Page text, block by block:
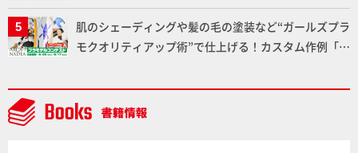
た「おまねこ」が着任！けもプラ公式サイト限定版と
通常版の2ラインで発売！
肌のシェーディングや髪の毛の塗装など“ガールズプラ
モクオリティアップ術”で仕上げる！カスタム作例「白
デルコンテスト」～8月17日（月）11:59まで応募受付
中】